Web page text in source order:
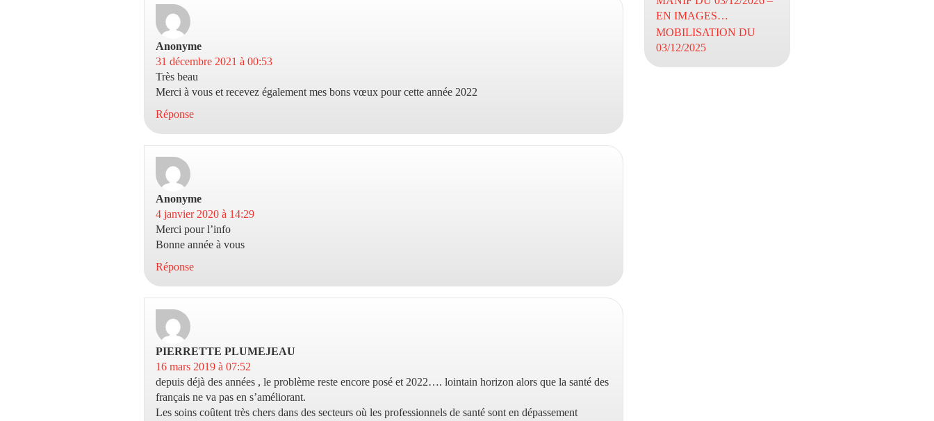
Anonyme
31 décembre 2021 à 00:53
Très beau
Merci à vous et recevez également mes bons vœux pour cette année 2022
Réponse
Anonyme
4 janvier 2020 à 14:29
Merci pour l’info
Bonne année à vous
Réponse
PIERRETTE PLUMEJEAU
16 mars 2019 à 07:52
depuis déjà des années , le problème reste encore posé et 2022…. lointain horizon alors que la santé des
français ne va pas en s’améliorant.
Les soins coûtent très chers dans des secteurs où les professionnels de santé sont en dépassement
EN IMAGES…
MOBILISATION DU
03/12/2025